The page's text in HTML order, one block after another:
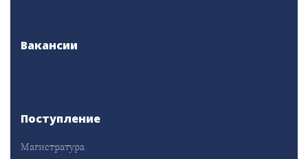
Вакансии
Поступление
Магистратура